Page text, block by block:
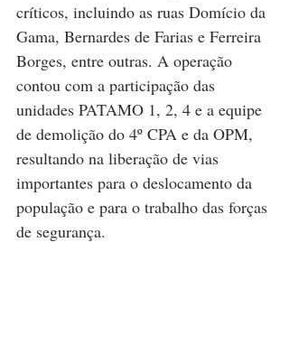
críticos, incluindo as ruas Domício da
Gama, Bernardes de Farias e Ferreira
Borges, entre outras. A operação
contou com a participação das
unidades PATAMO 1, 2, 4 e a equipe
de demolição do 4º CPA e da OPM,
resultando na liberação de vias
importantes para o deslocamento da
população e para o trabalho das forças
de segurança.